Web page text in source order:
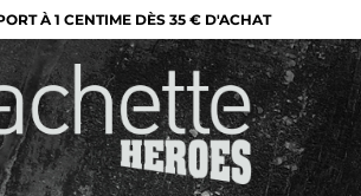
À 1 CENTIME DÈS 35 € D'ACHAT